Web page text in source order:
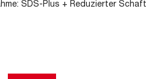
SDS-Plus + Reduzierter Schaft